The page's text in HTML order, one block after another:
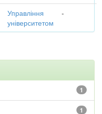
Управління
університетом
-
1
1